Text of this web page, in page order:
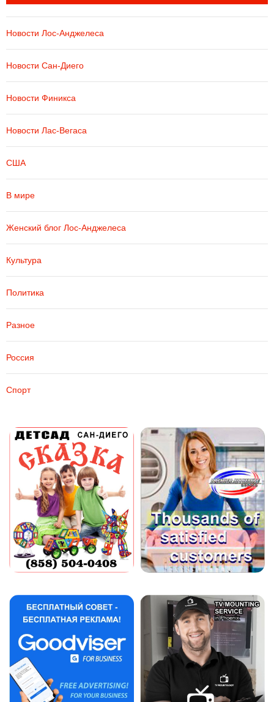
Новости Лос-Анджелеса
Новости Сан-Диего
Новости Финикса
Новости Лас-Вегаса
США
В мире
Женский блог Лос-Анджелеса
Культура
Политика
Разное
Россия
Спорт